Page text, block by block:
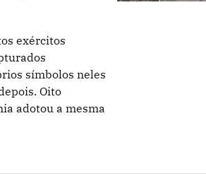
exércitos
símbolos neles
Oito
adotou a mesma